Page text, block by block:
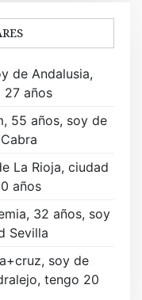
de Andalusia,
27 años
55 años, soy de
La Rioja, ciudad
años
32 años, soy
Sevilla
soy de
tengo 20